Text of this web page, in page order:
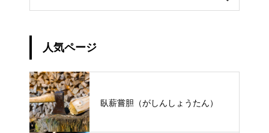
人気ページ
臥薪嘗胆（がしんしょうたん）